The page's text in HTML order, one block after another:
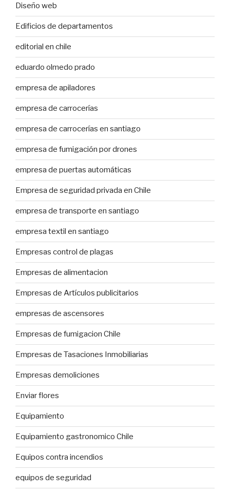
Diseño web
Edificios de departamentos
editorial en chile
eduardo olmedo prado
empresa de apiladores
empresa de carrocerías
empresa de carrocerías en santiago
empresa de fumigación por drones
empresa de puertas automáticas
Empresa de seguridad privada en Chile
empresa de transporte en santiago
empresa textil en santiago
Empresas control de plagas
Empresas de alimentacion
Empresas de Artículos publicitarios
empresas de ascensores
Empresas de fumigacion Chile
Empresas de Tasaciones Inmobiliarias
Empresas demoliciones
Enviar flores
Equipamiento
Equipamiento gastronomico Chile
Equipos contra incendios
equipos de seguridad